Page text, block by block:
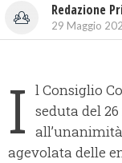
Redazione
29 Maggio
I l Consiglio
seduta del
agevolata delle